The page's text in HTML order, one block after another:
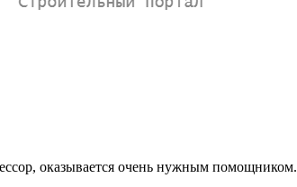
оказывается очень нужным помощником.